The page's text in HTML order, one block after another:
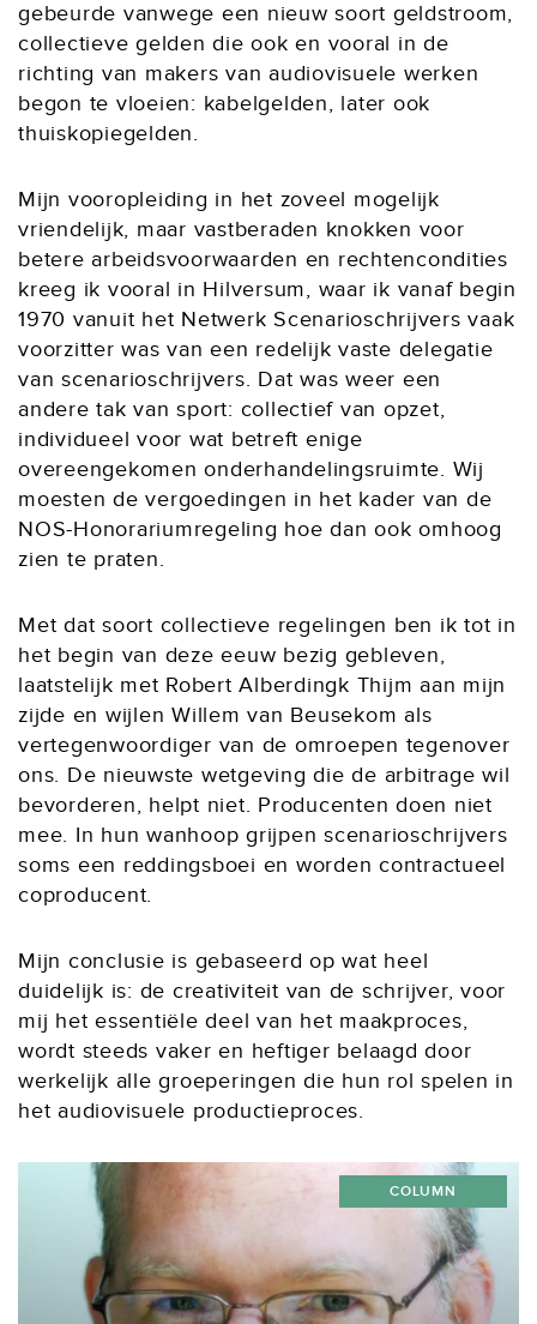
gebeurde vanwege een nieuw soort geldstroom,
collectieve gelden die ook en vooral in de
richting van makers van audiovisuele werken
begon te vloeien: kabelgelden, later ook
thuiskopiegelden.
Mijn vooropleiding in het zoveel mogelijk
vriendelijk, maar vastberaden knokken voor
betere arbeidsvoorwaarden en rechtencondities
kreeg ik vooral in Hilversum, waar ik vanaf begin
1970 vanuit het Netwerk Scenarioschrijvers vaak
voorzitter was van een redelijk vaste delegatie
van scenarioschrijvers. Dat was weer een
andere tak van sport: collectief van opzet,
individueel voor wat betreft enige
overeengekomen onderhandelingsruimte. Wij
moesten de vergoedingen in het kader van de
NOS-Honorariumregeling hoe dan ook omhoog
zien te praten.
Met dat soort collectieve regelingen ben ik tot in
het begin van deze eeuw bezig gebleven,
laatstelijk met Robert Alberdingk Thijm aan mijn
zijde en wijlen Willem van Beusekom als
vertegenwoordiger van de omroepen tegenover
ons. De nieuwste wetgeving die de arbitrage wil
bevorderen, helpt niet. Producenten doen niet
mee. In hun wanhoop grijpen scenarioschrijvers
soms een reddingsboei en worden contractueel
coproducent.
Mijn conclusie is gebaseerd op wat heel
duidelijk is: de creativiteit van de schrijver, voor
mij het essentiële deel van het maakproces,
wordt steeds vaker en heftiger belaagd door
werkelijk alle groeperingen die hun rol spelen in
het audiovisuele productieproces.
COLUMN